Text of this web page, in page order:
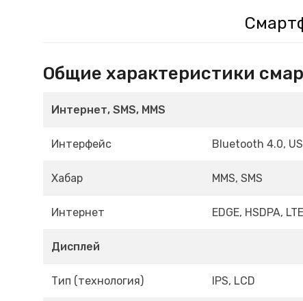
Общие характеристики
Интернет, SMS, MMS
Интерфейс Bluetooth 4.0,
Хабар MMS, SMS
Интернет EDGE, HSDPA, LTE
Дисплей
Тип (технология) IPS, LCD